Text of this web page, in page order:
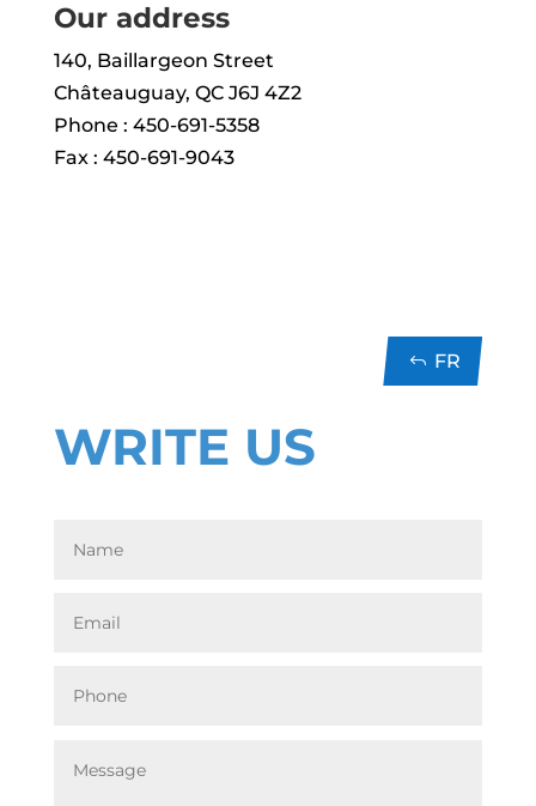
Our address
140, Baillargeon Street
Châteauguay, QC J6J 4Z2
Phone : 450-691-5358
Fax : 450-691-9043
FR
WRITE US